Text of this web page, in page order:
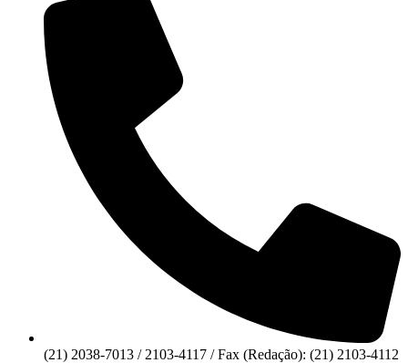
(21) 2038-7013 / 2103-4117 / Fax (Redação): (21) 2103-4112